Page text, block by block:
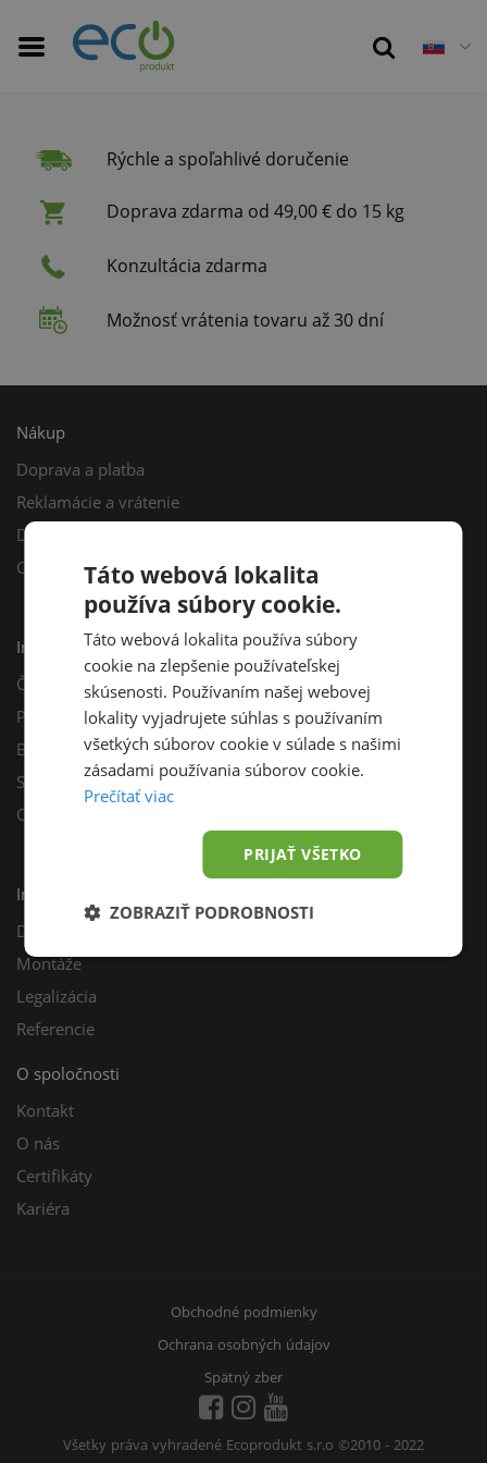
Rýchle a spoľahlivé doručenie
Doprava zdarma od 49,00 € do 15 kg
Konzultácia zdarma
Možnosť vrátenia tovaru až 30 dní
Nákup
Doprava a platba
Reklamácie a vrátenie
Darčekový poukaz
Odberné miesta
Informácie
Často kladené otázky
Poradňa
Blog
Sprievodca výberom fotovoltiky
Odporúčací program
Inštalácie
Dotácie
Montáže
Legalizácia
Referencie
O spoločnosti
Kontakt
O nás
Certifikáty
Kariéra
Obchodné podmienky
Ochrana osobných údajov
Spätný zber
Všetky práva vyhradené Ecoprodukt s.r.o ©2010 - 2022
Táto webová lokalita
používa súbory cookie.
Táto webová lokalita používa súbory
cookie na zlepšenie používateľskej
skúsenosti. Používaním našej webovej
lokality vyjadrujete súhlas s používaním
všetkých súborov cookie v súlade s našimi
zásadami používania súborov cookie.
Prečítať viac
PRIJAŤ VŠETKO
ZOBRAZIŤ PODROBNOSTI